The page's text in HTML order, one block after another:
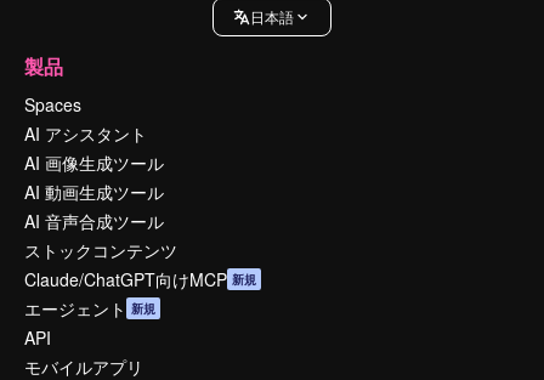
日本語
製品
Spaces
AI アシスタント
AI 画像生成ツール
AI 動画生成ツール
AI 音声合成ツール
ストックコンテンツ
Claude/ChatGPT向けMCP 新規
エージェント 新規
API
モバイルアプリ